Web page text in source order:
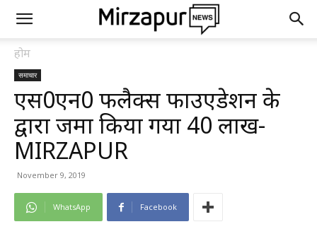
होम
समाचार
एस0एन0 फलैक्स फाउएडेशन के
द्वारा जमा किया गया 40 लाख-
MIRZAPUR
November 9, 2019
WhatsApp Facebook